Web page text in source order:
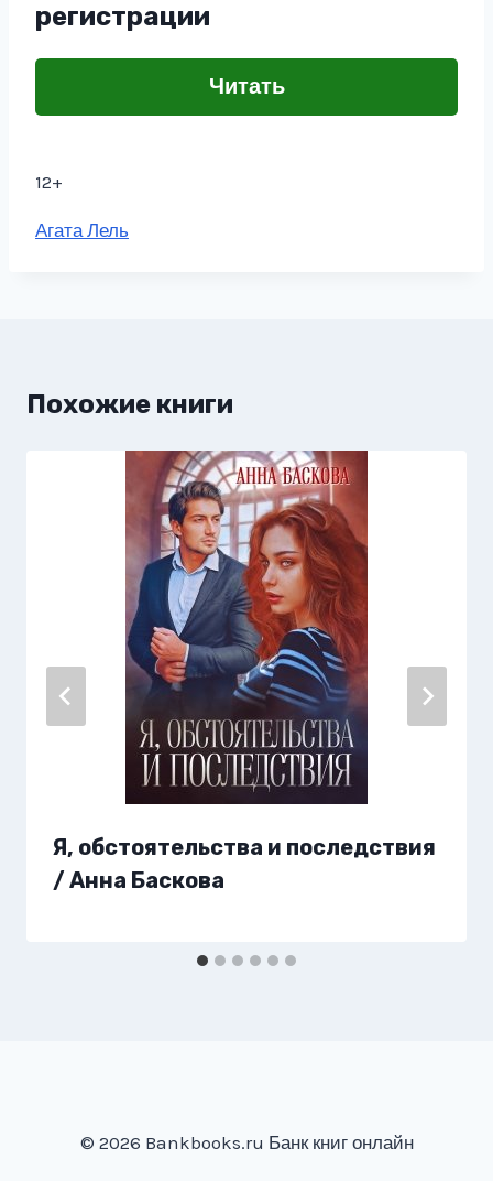
регистрации
Читать
12+
Метки
Агата Лель
Похожие книги
Я, обстоятельства и последствия
/ Анна Баскова
© 2026 Bankbooks.ru Банк книг онлайн